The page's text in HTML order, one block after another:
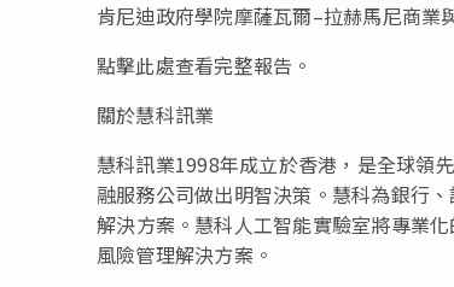
肯尼迪政府學院摩薩瓦爾–拉赫馬尼商業
點擊此處查看完整報告。
關於慧科訊業
慧科訊業1998年成立於香港，是全球領
融服務公司做出明智決策。慧科為銀行
解決方案。慧科人工智能實驗室將專業
風險管理解決方案。